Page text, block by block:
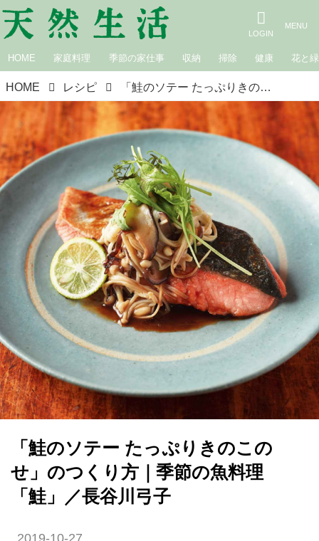
HOME 家庭料理 季節の家仕事 収納 掃除 健康 花と緑
HOME レシピ 「鮭のソテー たっぷりきのこのせ」のつくり方｜季節の魚料理「鮭」／長谷川弓子
「鮭のソテー たっぷりきのこの
せ」のつくり方｜季節の魚料理
「鮭」／長谷川弓子